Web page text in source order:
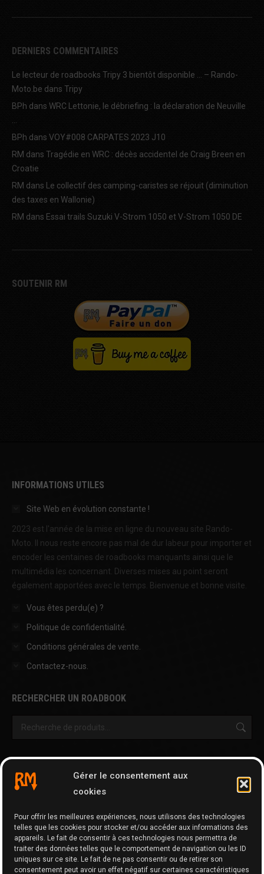
Gérer le consentement aux
cookies
Pour offrir les meilleures expériences, nous utilisons des technologies
telles que les cookies pour stocker et/ou accéder aux informations des
appareils. Le fait de consentir à ces technologies nous permettra de
traiter des données telles que le comportement de navigation ou les ID
uniques sur ce site. Le fait de ne pas consentir ou de retirer son
consentement peut avoir un effet négatif sur certaines caractéristiques
DERNIERS COMMENTAIRES
Le lecteur de roadbooks Tripy 3 bientôt disponible … – Rando-
Moto.be dans Tripy
BPh dans WRC Lettonie, le débriefing : la déclaration de Neuville
BPh dans VOY#008 CARPATES 2023 J10
RM dans Tragédie en WRC : décès accidentel de Craig Breen en
Croatie
RM dans
Le collectif des camping-caristes se réjouit (diminution
des taxes en Wallonie)
RM dans Essai trails Suzuki V-Strom 1050 et V-Strom 1050 DE
SOUTENIR RM
INFORMATIONS UTILES
Site Web en évolution constante !
2023 est l'année de la mise en ligne du nouveau site Rando-
Moto. Il nous reste encore pas mal de dur labeur pour importer et
encoder les centaines de roadbooks manquants ainsi que le
multimédia les concernant. Diverses mises au point seront
également apportées avec le temps. Bienvenue et bonne visite.
Vous êtes perdu(e) ?
Politique de confidentialité.
Conditions générales de vente.
Contactez-nous.
RECHERCHER UN ROADBOOK
Cartographie
GPX Editor
GPX Optimizer
Google Maps to GPX